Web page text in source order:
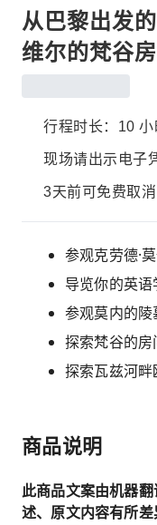
从巴黎出发
维尔的梵谷
行程时长：10 小
现场请出示电子
3天前可免费取消
参观克劳德·
导览你的英语
参观莫内的
探索梵谷的房
探索瓦兹河畔
商品说明
此商品文案由机器
述、原文内容有所差